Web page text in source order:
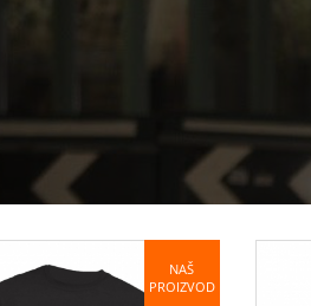
NAŠ
PROIZVOD